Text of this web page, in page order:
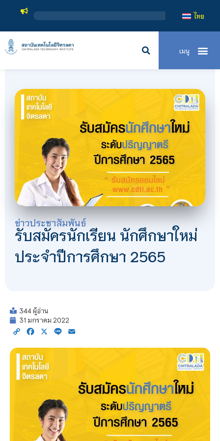
สถาบั
ไทย
ข่าวประชาสัมพันธ์
​​​​​​​รับสมัครนักเรียน นักศึกษาใหม่
ประจำปีการศึกษา 2565
344 ผู้อ่าน
31 มกราคม 2022
Copy Facebook
X Line